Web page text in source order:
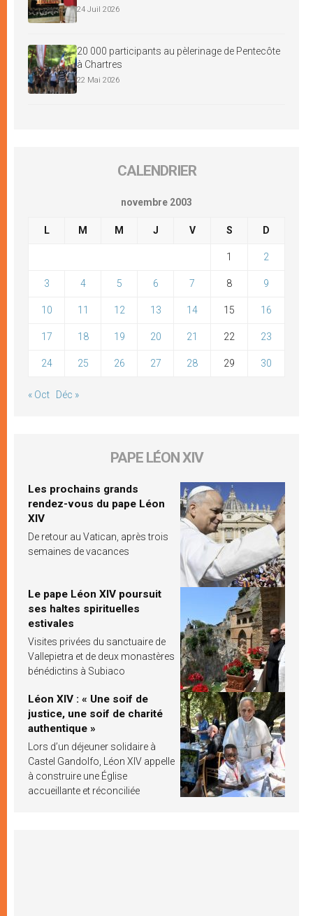
24 Juil 2026
20 000 participants au pèlerinage de Pentecôte
à Chartres
22 Mai 2026
CALENDRIER
novembre 2003
L M M J V S D
1 2
3 4 5 6 7 8 9
10 11 12 13 14 15 16
17 18 19 20 21 22 23
24 25 26 27 28 29 30
« Oct Déc »
PAPE LÉON XIV
Les prochains grands
rendez-vous du pape Léon
XIV
De retour au Vatican, après trois
semaines de vacances
Le pape Léon XIV poursuit
ses haltes spirituelles
estivales
Visites privées du sanctuaire de
Vallepietra et de deux monastères
bénédictins à Subiaco
Léon XIV : « Une soif de
justice, une soif de charité
authentique »
Lors d’un déjeuner solidaire à
Castel Gandolfo, Léon XIV appelle
à construire une Église
accueillante et réconciliée